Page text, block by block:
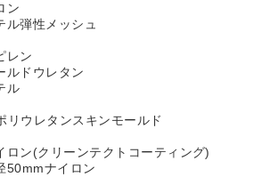
ン
ル弾性メッシュ
レン
ルドウレタン
ル
リウレタンスキンモールド
ロン(クリーンテクトコーティング)
50mmナイロン